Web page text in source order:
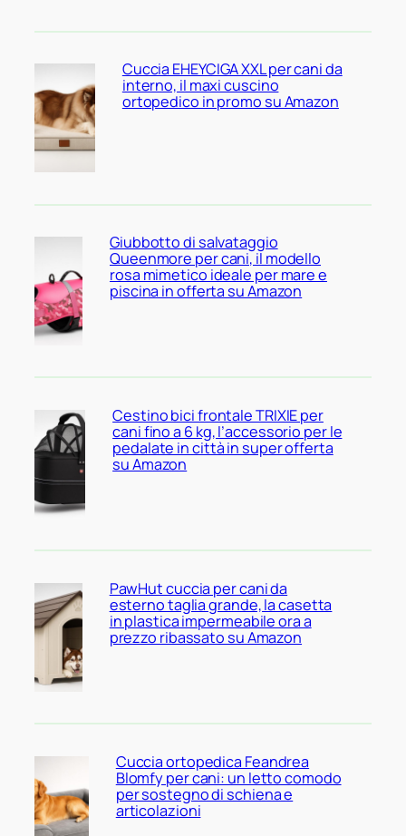
Cuccia EHEYCIGA XXL per cani da
interno, il maxi cuscino
ortopedico in promo su Amazon
Giubbotto di salvataggio
Queenmore per cani, il modello
rosa mimetico ideale per mare e
piscina in offerta su Amazon
Cestino bici frontale TRIXIE per
cani fino a 6 kg, l’accessorio per le
pedalate in città in super offerta
su Amazon
PawHut cuccia per cani da
esterno taglia grande, la casetta
in plastica impermeabile ora a
prezzo ribassato su Amazon
Cuccia ortopedica Feandrea
Blomfy per cani: un letto comodo
per sostegno di schiena e
articolazioni